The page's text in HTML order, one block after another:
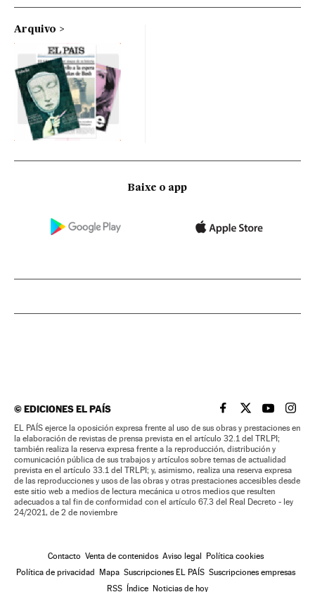
Arquivo
Baixe o app
©EDICIONES EL PAÍS EL PAÍS BRASIL EN
EL PAÍSEL PAÍS
EL
EL PAÍS ejerce la oposición expresa frente al uso de sus obras y prestaciones en
la elaboración de revistas de prensa prevista en el artículo 32.1 del TRLPI;
también realiza la reserva expresa frente a la reproducción, distribución y
comunicación pública de sus trabajos y artículos sobre temas de actualidad
prevista en el artículo 33.1 del TRLPI; y, asimismo, realiza una reserva expresa
de las reproducciones y usos de las obras y otras prestaciones accesibles desde
este sitio web a medios de lectura mecánica u otros medios que resulten
adecuados a tal fin de conformidad con el artículo 67.3 del Real Decreto - ley
24/2021, de 2 de noviembre
Contacto Venta de contenidos Aviso legal Política cookies
Política de privacidad Mapa Suscripciones EL PAÍS Suscripciones empresas
RSS Índice Noticias de hoy